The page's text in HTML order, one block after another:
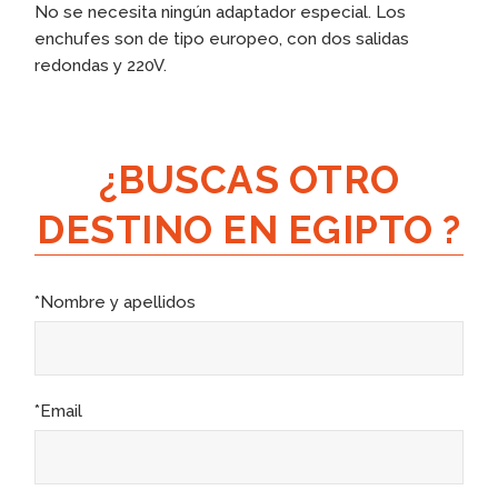
No se necesita ningún adaptador especial. Los
enchufes son de tipo europeo, con dos salidas
redondas y 220V.
¿BUSCAS OTRO
DESTINO EN EGIPTO ?
*Nombre y apellidos
*Email